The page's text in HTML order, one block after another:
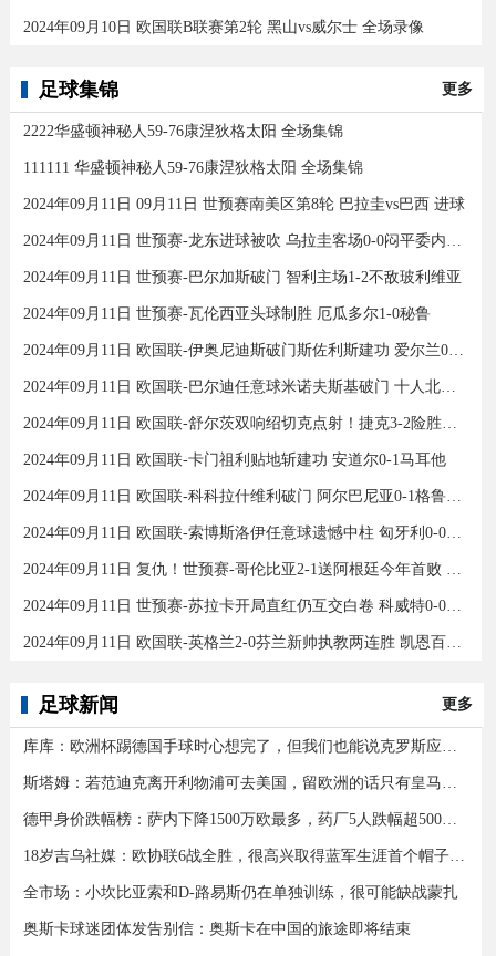
2024年09月10日 欧国联B联赛第2轮 黑山vs威尔士 全场录像
足球集锦 更多
2222华盛顿神秘人59-76康涅狄格太阳 全场集锦
111111 华盛顿神秘人59-76康涅狄格太阳 全场集锦
2024年09月11日 09月11日 世预赛南美区第8轮 巴拉圭vs巴西 进球
2024年09月11日 世预赛-龙东进球被吹 乌拉圭客场0-0闷平委内瑞拉
2024年09月11日 世预赛-巴尔加斯破门 智利主场1-2不敌玻利维亚
2024年09月11日 世预赛-瓦伦西亚头球制胜 厄瓜多尔1-0秘鲁
2024年09月11日 欧国联-伊奥尼迪斯破门斯佐利斯建功 爱尔兰0-2希腊
2024年09月11日 欧国联-巴尔迪任意球米诺夫斯基破门 十人北马其顿2-0亚美尼亚
2024年09月11日 欧国联-舒尔茨双响绍切克点射！捷克3-2险胜乌克兰
2024年09月11日 欧国联-卡门祖利贴地斩建功 安道尔0-1马耳他
2024年09月11日 欧国联-科科拉什维利破门 阿尔巴尼亚0-1格鲁吉亚
2024年09月11日 欧国联-索博斯洛伊任意球遗憾中柱 匈牙利0-0战平波黑
2024年09月11日 复仇！世预赛-哥伦比亚2-1送阿根廷今年首败 J罗传射奥塔门迪送点
2024年09月11日 世预赛-苏拉卡开局直红仍互交白卷 科威特0-0伊拉克
2024年09月11日 欧国联-英格兰2-0芬兰新帅执教两连胜 凯恩百场里程碑双响
足球新闻 更多
库库：欧洲杯踢德国手球时心想完了，但我们也能说克罗斯应被罚下
斯塔姆：若范迪克离开利物浦可去美国，留欧洲的话只有皇马可行
德甲身价跌幅榜：萨内下降1500万欧最多，药厂5人跌幅超500万欧
18岁吉乌社媒：欧协联6战全胜，很高兴取得蓝军生涯首个帽子戏法
全市场：小坎比亚索和D-路易斯仍在单独训练，很可能缺战蒙扎
奥斯卡球迷团体发告别信：奥斯卡在中国的旅途即将结束